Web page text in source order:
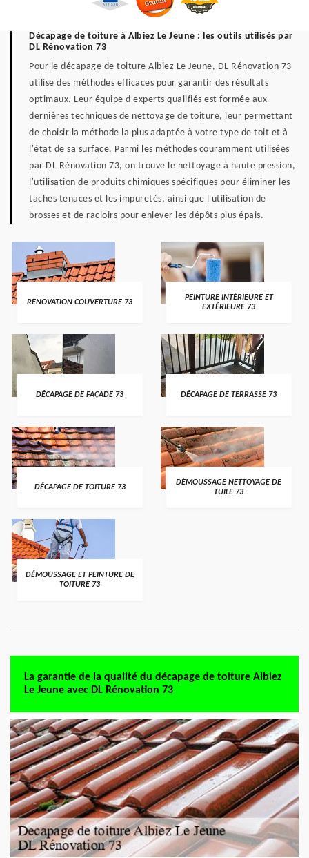
Décapage de toiture à Albiez Le Jeune : les outils utilisés par
DL Rénovation 73
Pour le décapage de toiture Albiez Le Jeune, DL Rénovation 73
utilise des méthodes efficaces pour garantir des résultats
optimaux. Leur équipe d'experts qualifiés est formée aux
dernières techniques de nettoyage de toiture, leur permettant
de choisir la méthode la plus adaptée à votre type de toit et à
l'état de sa surface. Parmi les méthodes couramment utilisées
par DL Rénovation 73, on trouve le nettoyage à haute pression,
l'utilisation de produits chimiques spécifiques pour éliminer les
taches tenaces et les impuretés, ainsi que l'utilisation de
brosses et de racloirs pour enlever les dépôts plus épais.
RÉNOVATION COUVERTURE 73
PEINTURE INTÉRIEURE ET
EXTÉRIEURE 73
DÉCAPAGE DE FAÇADE 73 DÉCAPAGE DE TERRASSE 73
DÉCAPAGE DE TOITURE 73
DÉMOUSSAGE NETTOYAGE DE
TUILE 73
DÉMOUSSAGE ET PEINTURE DE
TOITURE 73
La garantie de la qualité du décapage de toiture Albiez
Le Jeune avec DL Rénovation 73